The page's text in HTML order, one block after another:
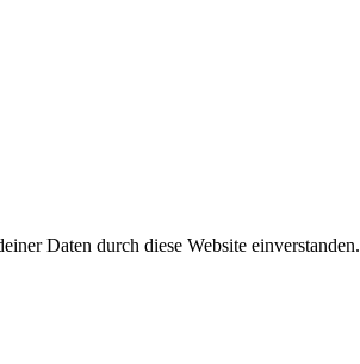
Daten durch diese Website einverstanden.